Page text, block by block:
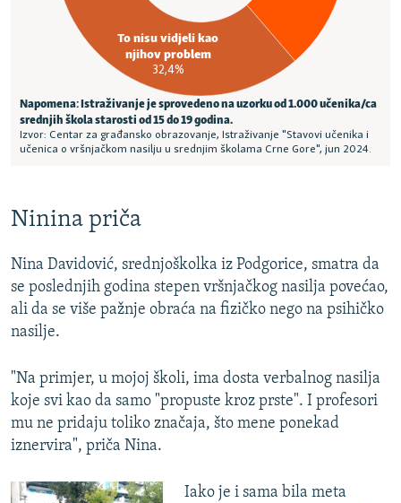
Ninina priča
Nina Davidović, srednjoškolka iz Podgorice, smatra da
se poslednjih godina stepen vršnjačkog nasilja povećao,
ali da se više pažnje obraća na fizičko nego na psihičko
nasilje.
"Na primjer, u mojoj školi, ima dosta verbalnog nasilja
koje svi kao da samo "propuste kroz prste". I profesori
mu ne pridaju toliko značaja, što mene ponekad
iznervira", priča Nina.
Iako je i sama bila meta